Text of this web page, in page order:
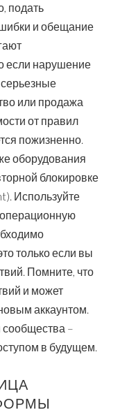
подать
и обещание
если нарушение
или продажа
от правил
пожизненно.
оборудования
блокировке
Используйте
только если вы
Помните, что
и может
аккаунтом.
–
в будущем.